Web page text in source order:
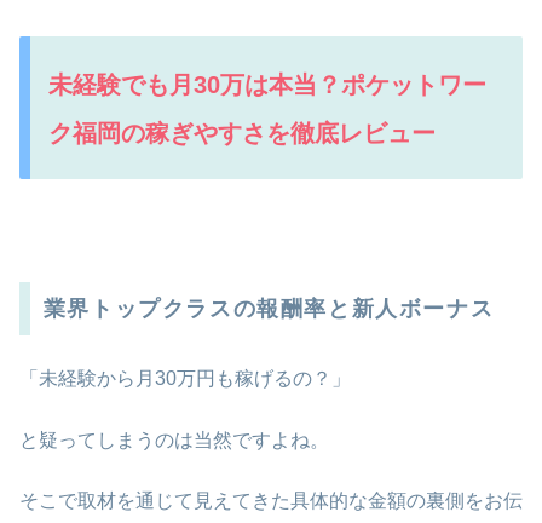
未経験でも月30万は本当？ポケットワー
ク福岡の稼ぎやすさを徹底レビュー
業界トップクラスの報酬率と新人ボーナス
「未経験から月30万円も稼げるの？」
と疑ってしまうのは当然ですよね。
そこで取材を通じて見えてきた具体的な金額の裏側をお伝